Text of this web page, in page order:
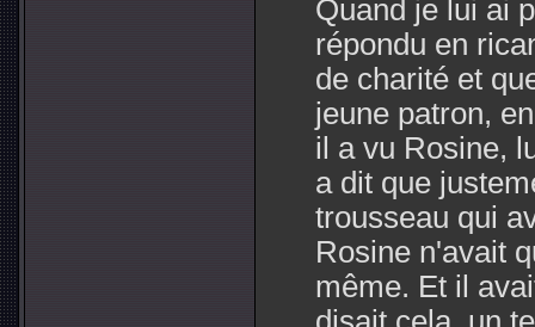
Quand je lui ai
répondu en
de charité et
jeune patron,
il a vu Rosine,
a dit que
trousseau qui
Rosine n'avait
même. Et il